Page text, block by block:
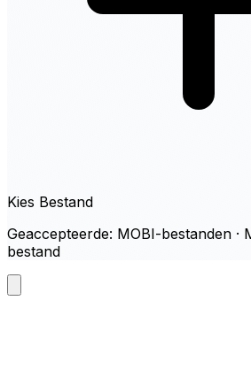
Kies Bestand
Geaccepteerde: MOBI-bestanden ·
bestand